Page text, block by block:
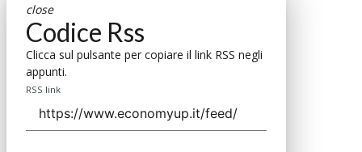
close
Codice Rss
Clicca sul pulsante per copiare il link RSS negli
appunti.
RSS link